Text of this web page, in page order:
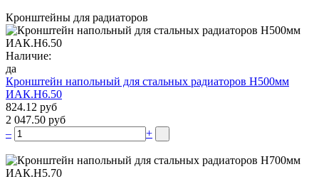
Кронштейны для радиаторов
Наличие:
да
Кронштейн напольный для стальных радиаторов Н500мм
ИАК.Н6.50
824.12 руб
2 047.50 руб
–
+